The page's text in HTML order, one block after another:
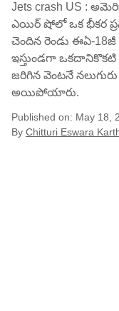
Jets crash US :
ఎయిర్ షోలో ఒక భీకర
చెందిన రెండు ఈఏ-18జీ
ఇస్తుండగా
జరిగిన వెంటనే
అయిపోయారు.
Published on: May 18,
By Chitturi Eswara